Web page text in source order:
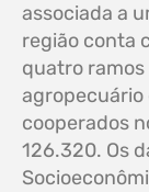
associada a
região conta
quatro
agropecuário
cooperados
126.320. Os